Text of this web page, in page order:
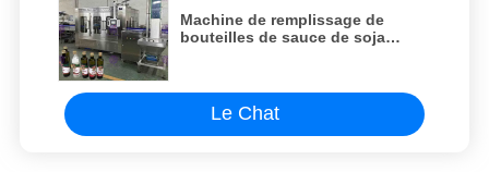
Machine de remplissage de
bouteilles de sauce de soja
chaleur
Le Chat